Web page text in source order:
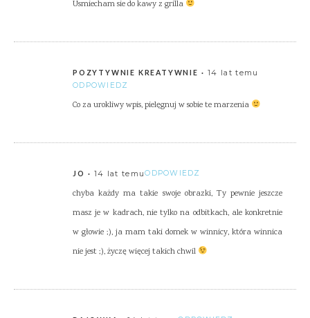
Usmiecham sie do kawy z grilla
POZYTYWNIE KREATYWNIE 14 lat temu
ODPOWIEDZ
Co za urokliwy wpis, pielęgnuj w sobie te marzenia
JO 14 lat temuODPOWIEDZ
chyba każdy ma takie swoje obrazki, Ty pewnie jeszcze
masz je w kadrach, nie tylko na odbitkach, ale konkretnie
w głowie ;), ja mam taki domek w winnicy, która winnica
nie jest ;), życzę więcej takich chwil